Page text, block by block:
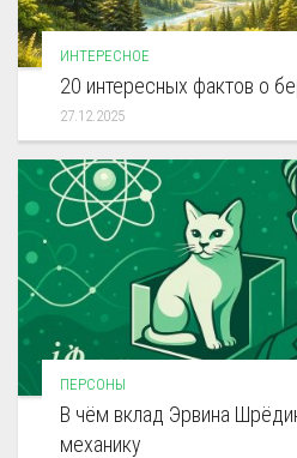
ИНТЕРЕСНОЕ
20 интересных фактов о
27.12.2025
ПЕРСОНЫ
В чём вклад Эрвина
механику